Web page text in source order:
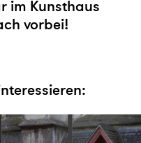
im Kunsthaus
vorbei!